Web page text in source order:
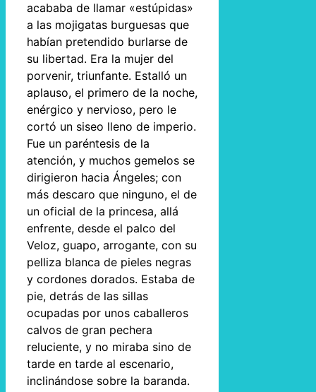
acababa de llamar «estúpidas»
a las mojigatas burguesas que
habían pretendido burlarse de
su libertad. Era la mujer del
porvenir, triunfante. Estalló un
aplauso, el primero de la noche,
enérgico y nervioso, pero le
cortó un siseo lleno de imperio.
Fue un paréntesis de la
atención, y muchos gemelos se
dirigieron hacia Ángeles; con
más descaro que ninguno, el de
un oficial de la princesa, allá
enfrente, desde el palco del
Veloz, guapo, arrogante, con su
pelliza blanca de pieles negras
y cordones dorados. Estaba de
pie, detrás de las sillas
ocupadas por unos caballeros
calvos de gran pechera
reluciente, y no miraba sino de
tarde en tarde al escenario,
inclinándose sobre la baranda.